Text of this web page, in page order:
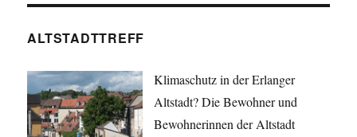
ALTSTADTTREFF
Klimaschutz in der Erlanger
Altstadt? Die Bewohner und
Bewohnerinnen der Altstadt